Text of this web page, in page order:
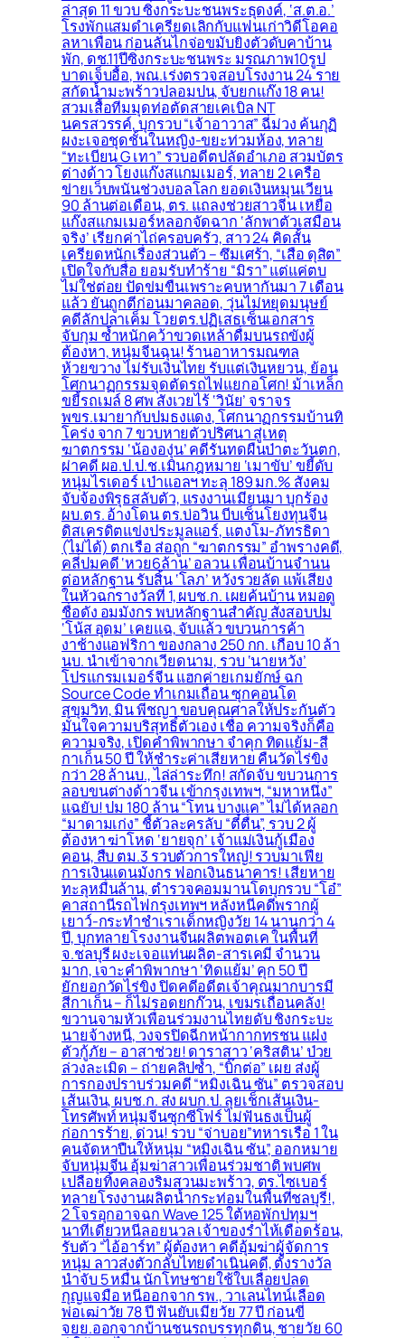
ล่าสุด 11 ขวบ ซิ่งกระบะชนพระธุดงค์, ‘ส.ต.อ.’
โรงพักแสมดำเครียดเลิกกับแฟนเก่าวิดีโอคอ
ลหาเพื่อน ก่อนลั่นไกจ่อขมับยิงตัวดับคาบ้าน
พัก, ดช.11ปีซิ่งกระบะชนพระ มรณภาพ10รูป
บาดเจ็บอื้อ, พณ.เร่งตรวจสอบโรงงาน 24 ราย
สกัดน้ำมะพร้าวปลอมปน, จับยกแก๊ง 18 คน!
สวมเสื้อทีมมุดท่อตัดสายเคเบิล NT
นครสวรรค์, บุกรวบ “เจ้าอาวาส” ฉี่ม่วง ค้นกุฏิ
ผงะเจอชุดชั้นในหญิง-ขยะท่วมห้อง, ทลาย
“ทะเบียน G เทา” รวบอดีตปลัดอำเภอ สวมบัตร
ต่างด้าว โยงแก๊งสแกมเมอร์, ทลาย 2 เครือ
ข่ายเว็บพนันช่วงบอลโลก ยอดเงินหมุนเวียน
90 ล้านต่อเดือน, ตร. แถลงช่วยสาวจีน เหยื่อ
แก๊งสแกมเมอร์หลอกจัดฉาก ‘ลักพาตัวเสมือน
จริง’ เรียกค่าไถ่ครอบครัว, สาว 24 คิดสั้น
เครียดหนักเรื่องส่วนตัว – ซึมเศร้า, “เสือ ดุสิต”
เปิดใจกับสื่อ ยอมรับทำร้าย “มิรา” แต่แค่ตบ
ไม่ใช่ต่อย ปัดข่มขืนเพราะคบหากันมา 7 เดือน
แล้ว ยันถูกตีก่อนมาคลอด, วุ่นไม่หยุดมนุษย์
คดีลักปลาเค็ม โวยตร.ปฏิเสธเซ็นเอกสาร
จับกุม ซ้ำหนักคว้าขวดเหล้าดื่มบนรถขังผู้
ต้องหา, หนุ่มจีนฉุน! ร้านอาหารมณฑล
ห้วยขวาง ไม่รับเงินไทย รับแต่เงินหยวน, ย้อน
โศกนาฏกรรมจุดตัดรถไฟแยกอโศก! ม้าเหล็ก
ขยี้รถเมล์ 8 ศพ สังเวยไร้ ‘วินัย’ จราจร
พขร.เมายากับปมธงแดง, โศกนาฏกรรมบ้านทิ
โคร่ง จาก 7 ขวบหายตัวปริศนา สู่เหตุ
ฆาตกรรม ‘น้ององุ่น’ คดีรันทดผืนป่าตะวันตก,
ผ่าคดี ผอ.ป.ป.ช.เมินกฎหมาย ‘เมาขับ’ ขยี้ดับ
หนุ่มไรเดอร์ เป่าแอลฯ ทะลุ 189 มก.% สังคม
จับจ้องพิรุธสลับตัว, แรงงานเมียนมา บุกร้อง
ผบ.ตร. อ้างโดน ตร.บ่อวิน บีบเซ็นโยงทุนจีน
ดิสเครดิตแข่งประมูลแอร์, แตงโม-ภัทรธิดา
(ไม่ได้) ตกเรือ ส่อถูก “ฆาตกรรม” อำพรางคดี,
คลี่ปมคดี ‘หวย6ล้าน’ อลวน เพื่อนบ้านจำนน
ต่อหลักฐาน รับสิ้น ‘โลภ’ หวังรวยลัด แพ้เสียง
ในหัวฉกรางวัลที่ 1, ผบช.ก. เผยค้นบ้าน หมอดู
ชื่อดัง อมมังกร พบหลักฐานสำคัญ สั่งสอบปม
‘โน้ส อุดม’ เคยแฉ, จับแล้ว ขบวนการค้า
งาช้างแอฟริกา ของกลาง 250 กก. เกือบ 10 ล้า
นบ. นำเข้าจากเวียดนาม, รวบ ‘นายหวัง’
โปรแกรมเมอร์จีน แฮกค่ายเกมยักษ์ ฉก
Source Code ทำเกมเถื่อน ซุกคอนโด
สุขุมวิท, มิน พีชญา ขอบคุณศาลให้ประกันตัว
มั่นใจความบริสุทธิ์ตัวเอง เชื่อ ความจริงก็คือ
ความจริง, เปิดคำพิพากษา จำคุก ทิดแย้ม-สี
กาเก็น 50 ปี ให้ชำระค่าเสียหาย คืนวัดไร่ขิง
กว่า 28 ล้านบ., ไล่ล่าระทึก! สกัดจับ ขบวนการ
ลอบขนต่างด้าวจีน เข้ากรุงเทพฯ, “มหาหนึ่ง”
แฉยับ! ปม 180 ล้าน “โทน บางแค” ไม่ได้หลอก
“มาดามเก่ง” ชี้ตัวละครลับ “ตี๋ตื่น”, รวบ 2 ผู้
ต้องหา ฆ่าโหด ‘ยายจุก’ เจ้าแม่เงินกู้เมือง
คอน, สืบ ตม.3 รวบตัวการใหญ่! รวบมาเฟีย
การเงินแดนมังกร ฟอกเงินธนาคาร! เสียหาย
ทะลุหมื่นล้าน, ตำรวจคอมมานโดบุกรวบ “โอ๋”
คาสถานีรถไฟกรุงเทพฯ หลังหนีคดีพรากผู้
เยาว์-กระทำชำเราเด็กหญิงวัย 14 นานกว่า 4
ปี, บุกทลายโรงงานจีนผลิตพอตเค ในพื้นที่
จ.ชลบุรี ผงะเจอแท่นผลิต-สารเคมี จำนวน
มาก, เจาะคำพิพากษา ‘ทิดแย้ม’ คุก 50 ปี
ยักยอกวัดไร่ขิง ปิดคดีอดีตเจ้าคุณมากบารมี
สีกาเก็น – ก็ไม่รอดยกก๊วน, เขมรเถื่อนคลั่ง!
ขวานจามหัวเพื่อนร่วมงานไทยดับ ชิงกระบะ
นายจ้างหนี, วงจรปิดฉีกหน้ากากทรชน แฝง
ตัวกู้ภัย – อาสาช่วย! ดาราสาว ‘คริสติน’ ป่วย
ล่วงละเมิด – ถ่ายคลิปซ้ำ, “บิ๊กต่อ” เผย ส่งผู้
การกองปราบร่วมคดี “หมิงเฉิน ซัน” ตรวจสอบ
เส้นเงิน, ผบช.ก. ส่ง ผบก.ป. ลุยเช็กเส้นเงิน-
โทรศัพท์ หนุ่มจีนซุกซีโฟร์ ไม่ฟันธงเป็นผู้
ก่อการร้าย, ด่วน! รวบ “จ่าบอย”ทหารเรือ 1 ใน
คนจัดหาปืนให้หนุ่ม “หมิงเฉิน ซัน”, ออกหมาย
จับหนุ่มจีน อุ้มฆ่าสาวเพื่อนร่วมชาติ พบศพ
เปลือยทิ้งคลองริมสวนมะพร้าว, ตร.ไซเบอร์
ทลายโรงงานผลิตน้ำกระท่อมในพื้นที่ชลบุรี!,
2 โจรอุกอาจฉก Wave 125 ใต้หอพักปทุมฯ
นาทีเดียวหนีลอยนวล เจ้าของร่ำไห้เดือดร้อน,
รับตัว “ไอ้อาร์ท” ผู้ต้องหา คดีอุ้มฆ่าผู้จัดการ
หนุ่ม ลาวส่งตัวกลับไทยดำเนินคดี, ตั้งรางวัล
นำจับ 5 หมื่น นักโทษชายใช้ใบเลื่อยปลด
กุญแจมือ หนีออกจาก รพ., วาเลนไทน์เลือด
พ่อเฒ่าวัย 78 ปี ฟันยับเมียวัย 77 ปี ก่อนขี่
จยย.ออกจากบ้านชนรถบรรทุกดิน, ชายวัย 60